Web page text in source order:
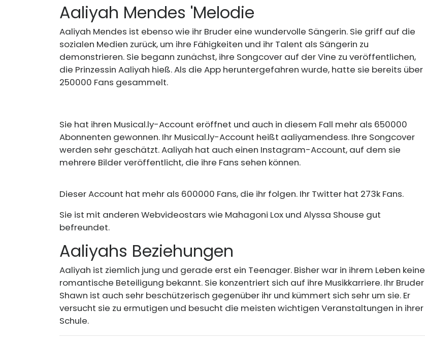
Aaliyah Mendes 'Melodie
Aaliyah Mendes ist ebenso wie ihr Bruder eine wundervolle Sängerin. Sie griff auf die
sozialen Medien zurück, um ihre Fähigkeiten und ihr Talent als Sängerin zu
demonstrieren. Sie begann zunächst, ihre Songcover auf der Vine zu veröffentlichen,
die Prinzessin Aaliyah hieß. Als die App heruntergefahren wurde, hatte sie bereits über
250000 Fans gesammelt.
Sie hat ihren Musical.ly-Account eröffnet und auch in diesem Fall mehr als 650000
Abonnenten gewonnen. Ihr Musical.ly-Account heißt aaliyamendess. Ihre Songcover
werden sehr geschätzt. Aaliyah hat auch einen Instagram-Account, auf dem sie
mehrere Bilder veröffentlicht, die ihre Fans sehen können.
Dieser Account hat mehr als 600000 Fans, die ihr folgen. Ihr Twitter hat 273k Fans.
Sie ist mit anderen Webvideostars wie Mahagoni Lox und Alyssa Shouse gut
befreundet.
Aaliyahs Beziehungen
Aaliyah ist ziemlich jung und gerade erst ein Teenager. Bisher war in ihrem Leben keine
romantische Beteiligung bekannt. Sie konzentriert sich auf ihre Musikkarriere. Ihr Bruder
Shawn ist auch sehr beschützerisch gegenüber ihr und kümmert sich sehr um sie. Er
versucht sie zu ermutigen und besucht die meisten wichtigen Veranstaltungen in ihrer
Schule.